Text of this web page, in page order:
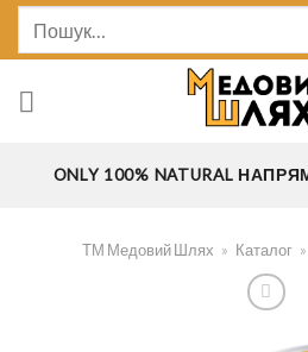
Skip
ONLY 100% NATURAL
ТМ Медовий Шлях » Каталог »